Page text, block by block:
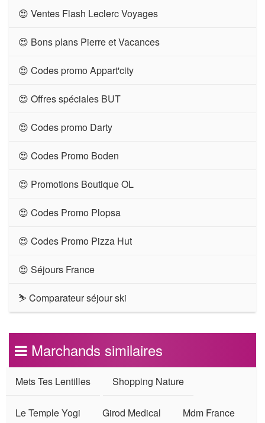
😍 Ventes Flash Leclerc Voyages
😍 Bons plans Pierre et Vacances
😍 Codes promo Appart'city
😍 Offres spéciales BUT
😍 Codes promo Darty
😍 Codes Promo Boden
😍 Promotions Boutique OL
😍 Codes Promo Plopsa
😍 Codes Promo Pizza Hut
😍 Séjours France
⛷ Comparateur séjour ski
Marchands similaires
Mets Tes Lentilles Shopping Nature
Le Temple Yogi Girod Medical Mdm France